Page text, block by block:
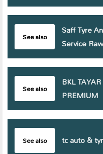
See also
Saff Tyre
Service
See also
BKL
PREMIUM
See also tc auto &